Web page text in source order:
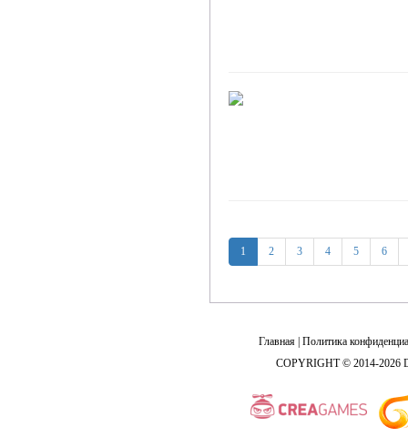
1 2 3 4 5 6
Главная Политика
COPYRIGHT © 2014-2026